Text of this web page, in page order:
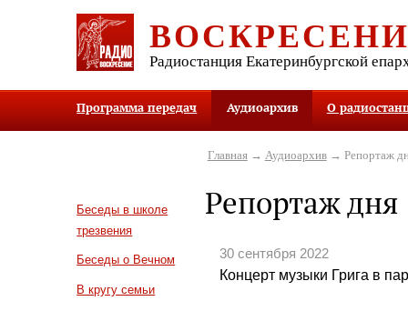
Радиостанция Екатеринбургской
Программа передач Аудиоархив О
Беседы в школе
трезвения
Беседы о Вечном
В кругу семьи
Главная→ Аудиоархив→ Репортаж
Репортаж дня
30 сентября 2022
Концерт музыки Грига в